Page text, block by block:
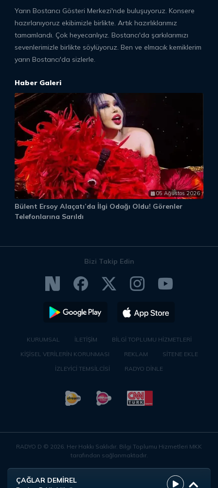
ÇAĞLAR DEMİREL
Yarın Bostancı Gösteri Merkezi'nde buluşuyoruz. Konsere
hazırlanıyoruz ekibimizle birlikte. Artık hazırlıklarımız
tamamlandı. Çok heyecanlıyız. Bostancı'da şarkılarımızı
sevenlerimizle birlikte söylüyoruz. Ben ve elmacık kemiklerim
yarın Bostancı'da sizlerle.
Haber Galeri
05 Ağustos 2026
Bülent Ersoy Alaçatı’da İlgi Odağı Oldu! Görenler
Telefonlarına Sarıldı
Bizi Takip Edin
KURUMSAL İLETİŞİM
BİLGİ TOPLUMU HİZMETLERİ
KİŞİSEL VERİLERİN KORUNMASI
REKLAM
SİTENE EKLE
İZLEYİCİ TEMSİLCİSİ
RADYO DİNLE
RADYO D © 2026 . Her Hakkı Saklıdır. Bilgi Toplumu Hizmetleri MKK
tarafından sağlanmaktadır.